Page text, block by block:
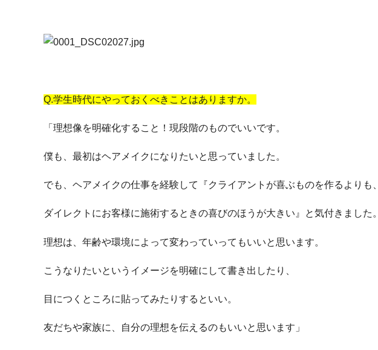
Q.学生時代にやっておくべきことはありますか。
「理想像を明確化すること！ 現段階のものでいいです。
僕も、最初はヘアメイクになりたいと思っていました。
でも、ヘアメイクの仕事を経験して『クライアントが喜ぶものを作るよりも、
ダイレクトにお客様に施術するときの喜びのほうが大きい』 と気付きました。
理想は、年齢や環境によって変わっていってもいいと思います。
こうなりたいというイメージを明確にして書き出したり、
目につくところに貼ってみたりするといい。
友だちや家族に、自分の理想を伝えるのもいいと思います」